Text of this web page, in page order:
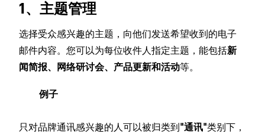
1、主题管理
选择受众感兴趣的主题，向他们发送希望收到的电子
邮件内容。您可以为每位收件人指定主题，能包括新
闻简报、网络研讨会、产品更新和活动等。
例子
只对品牌通讯感兴趣的人可以被归类到"通讯"类别下，